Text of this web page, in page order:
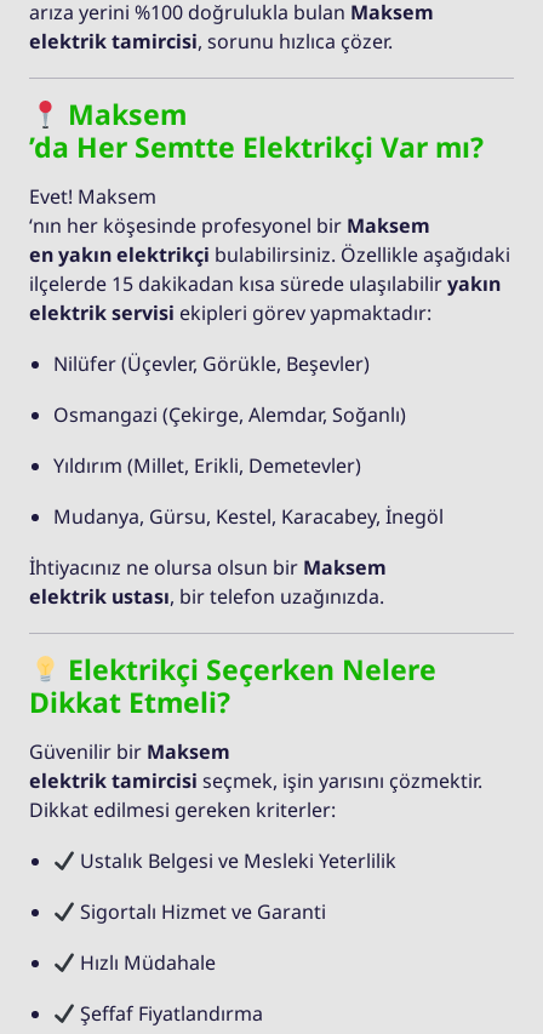
arıza yerini %100 doğrulukla bulan Maksem
elektrik tamircisi, sorunu hızlıca çözer.
Maksem
’da Her Semtte Elektrikçi Var mı?
Evet! Maksem
‘nın her köşesinde profesyonel bir Maksem
en yakın elektrikçi bulabilirsiniz. Özellikle aşağıdaki
ilçelerde 15 dakikadan kısa sürede ulaşılabiliryakın
elektrik servisi ekipleri görev yapmaktadır:
Nilüfer (Üçevler, Görükle, Beşevler)
Osmangazi (Çekirge, Alemdar, Soğanlı)
Yıldırım (Millet, Erikli, Demetevler)
Mudanya, Gürsu, Kestel, Karacabey, İnegöl
İhtiyacınız ne olursa olsun bir Maksem
elektrik ustası, bir telefon uzağınızda.
Elektrikçi Seçerken Nelere
Dikkat Etmeli?
Güvenilir bir Maksem
elektrik tamircisi seçmek, işin yarısını çözmektir.
Dikkat edilmesi gereken kriterler:
Ustalık Belgesi ve Mesleki Yeterlilik
Sigortalı Hizmet ve Garanti
Hızlı Müdahale
Şeffaf Fiyatlandırma